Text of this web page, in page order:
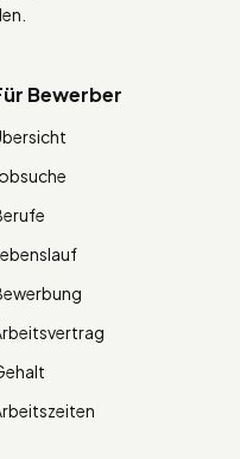
Bewerber